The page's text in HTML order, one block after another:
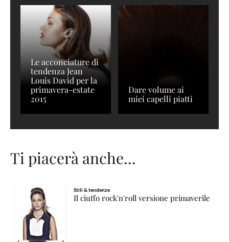
Le acconciature di
tendenza Jean
Louis David per la
primavera-estate
2015
Dare volume ai
miei capelli piatti
Ti piacerà anche...
Stili & tendenze
Il ciuffo rock'n'roll versione primaverile